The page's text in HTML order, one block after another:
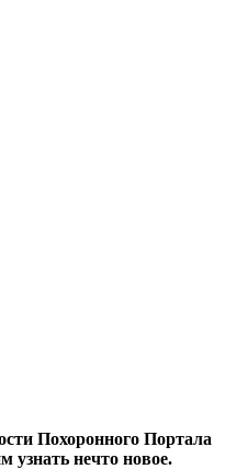
Похоронного Портала
узнать нечто новое.